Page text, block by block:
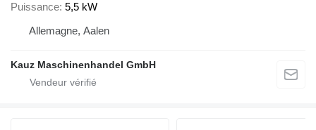
Puissance 5,5 kW
Allemagne, Aalen
Kauz Maschinenhandel GmbH